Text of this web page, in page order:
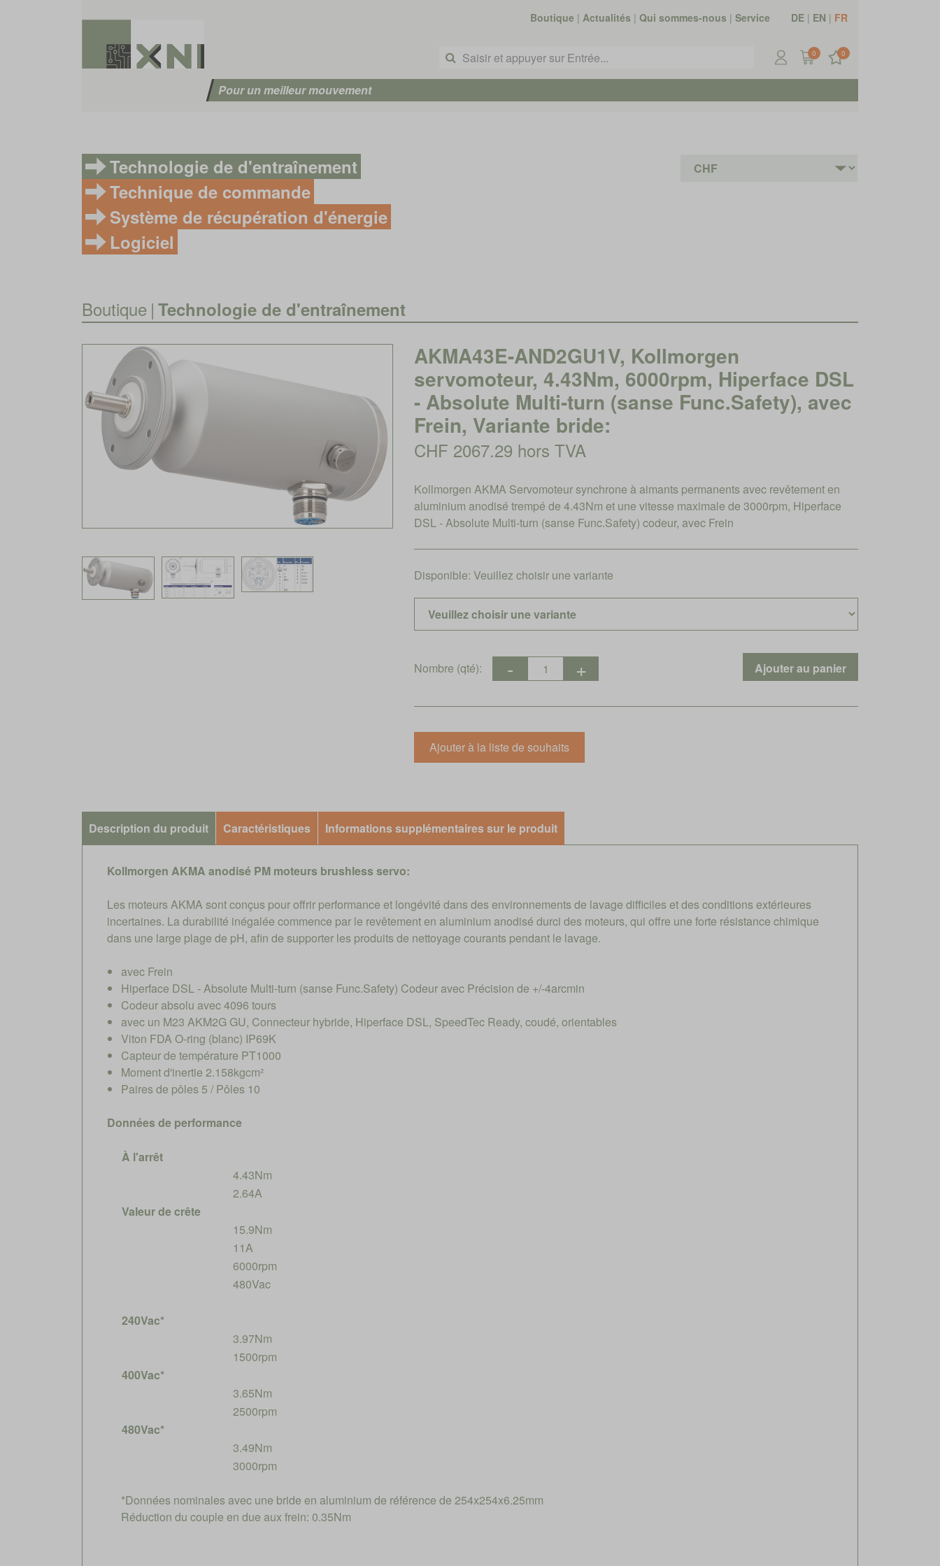
Boutique | Actualités | Qui sommes-nous | Service DE | EN | FR
0 0
Pour un meilleur mouvement
Technologie de d'entraînement
Technique de commande
Système de récupération d'énergie
Logiciel
Boutique | Technologie de d'entraînement
AKMA43E-AND2GU1V, Kollmorgen
servomoteur, 4.43Nm, 6000rpm, Hiperface DSL
- Absolute Multi-turn (sanse Func.Safety), avec
Frein, Variante bride:
CHF 2067.29 hors TVA
Kollmorgen AKMA Servomoteur synchrone à aimants permanents avec revêtement en
aluminium anodisé trempé de 4.43Nm et une vitesse maximale de 3000rpm, Hiperface
DSL - Absolute Multi-turn (sanse Func.Safety) codeur, avec Frein
Disponible: Veuillez choisir une variante
Nombre (qté):
Description du produit Caractéristiques Informations supplémentaires sur le produit
Kollmorgen AKMA anodisé PM moteurs brushless servo:
Les moteurs AKMA sont conçus pour offrir performance et longévité dans des environnements de lavage difficiles et des conditions extérieures
incertaines. La durabilité inégalée commence par le revêtement en aluminium anodisé durci des moteurs, qui offre une forte résistance chimique
dans une large plage de pH, afin de supporter les produits de nettoyage courants pendant le lavage.
avec Frein
Hiperface DSL - Absolute Multi-turn (sanse Func.Safety) Codeur avec Précision de +/-4arcmin
Codeur absolu avec 4096 tours
avec un M23 AKM2G GU, Connecteur hybride, Hiperface DSL, SpeedTec Ready, coudé, orientables
Viton FDA O-ring (blanc) IP69K
Capteur de température PT1000
Moment d'inertie 2.158kgcm²
Paires de pôles 5 / Pôles 10
Données de performance
À l'arrêt
4.43Nm
2.64A
Valeur de crête
15.9Nm
11A
6000rpm
480Vac
240Vac*
3.97Nm
1500rpm
400Vac*
3.65Nm
2500rpm
480Vac*
3.49Nm
3000rpm
*Données nominales avec une bride en aluminium de référence de 254x254x6.25mm
Réduction du couple en due aux frein: 0.35Nm